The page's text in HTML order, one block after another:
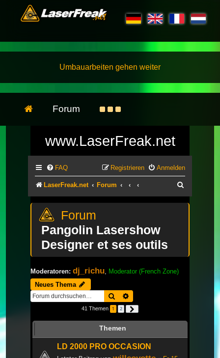
Umbauarbeiten gehen weiter
Forum
www.LaserFreak.net
FAQ Anmelden
Registrieren
LaserFreak.net Forum
Pangolin Lasershow
Designer et ses outils
Moderatoren: dj_richu Moderator (French Zone)
Neues Thema
Suche
41 Themen 1 2
Themen
LD 2000 PRO OCCASION